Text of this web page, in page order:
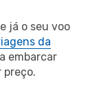
já o seu voo
da
embarcar
preço.